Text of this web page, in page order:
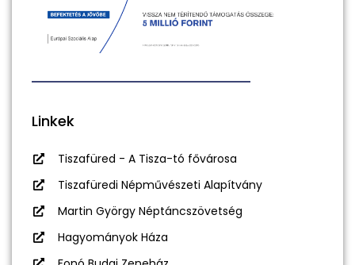
Linkek
Tiszafüred - A Tisza-tó fővárosa
Tiszafüredi Népművészeti Alapítvány
Martin György Néptáncszövetség
Hagyományok Háza